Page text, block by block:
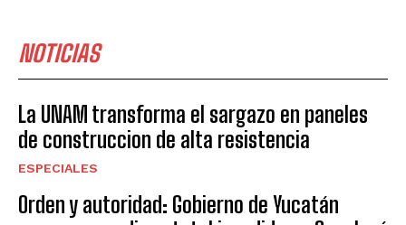
NOTICIAS
La UNAM transforma el sargazo en paneles
de construccion de alta resistencia
ESPECIALES
Orden y autoridad: Gobierno de Yucatán